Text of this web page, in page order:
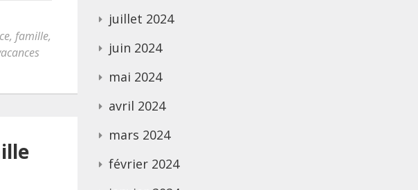
, famille,
juillet 2024
juin 2024
mai 2024
avril 2024
mars 2024
février 2024